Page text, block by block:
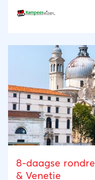
noordwaarts richting
zien we prachtige
8-daagse
& Venetie